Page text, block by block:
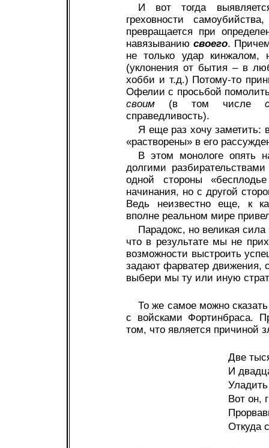
И вот тогда
греховности
превращается при
навязыванию своего.
не только удар кинжалом,
(уклонения от бытия – в
хобби и т.д.) Потому-то
Офелии с просьбой
своим (в том числе
справедливость).
Я еще раз хочу заметить:
«растворены» в его
В этом монологе опять
долгими
одной стороны
начинания, но с другой
Ведь неизвестно еще, к
вполне реальном мире
Парадокс, но великая
что в результате мы не
возможности выстроить
задают фарватер движения,
выбери мы ту или иную
То же самое можно
с войсками Фортинбраса.
том, что является причиной
Две
И
Вот он,
Откуда